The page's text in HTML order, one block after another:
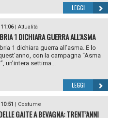
LEGGI
| Attualità
1 DICHIARA GUERRA ALL’ASMA
1 dichiara guerra all’asma. E lo
con la campagna “Asma
un’intera settima...
LEGGI
| Costume
GAITE A BEVAGNA: TRENT’ANNI